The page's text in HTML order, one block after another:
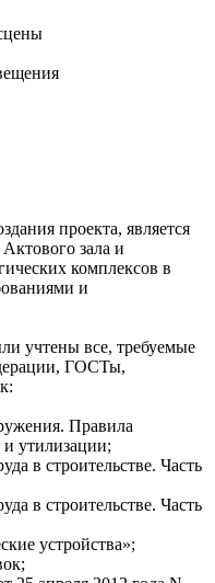
проекта, является
зала и
комплексов в
и
учтены все, требуемые
ГОСТы,
Правила
и утилизации;
в строительстве. Часть
в строительстве. Часть
устройства»;